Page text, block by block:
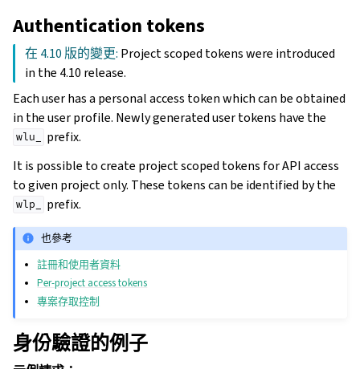
Authentication tokens
在 4.10 版的變更: Project scoped tokens were introduced
in the 4.10 release.
Each user has a personal access token which can be obtained
in the user profile. Newly generated user tokens have the
wlu_
prefix.
It is possible to create project scoped tokens for API access
to given project only. These tokens can be identified by the
wlp_ prefix.
也參考
註冊和使用者資料
Per-project access tokens
專案存取控制
身份驗證的例子